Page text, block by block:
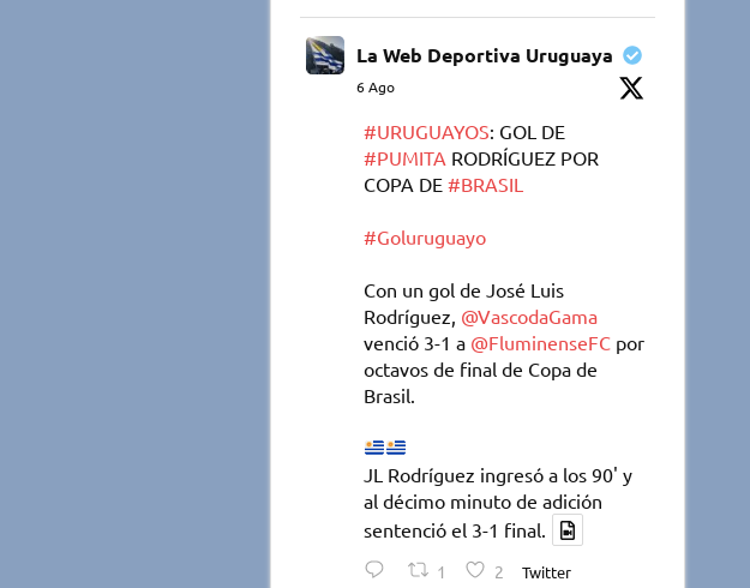
La Web Deportiva Uruguaya
6 Ago
#URUGUAYOS: GOL DE
#PUMITA RODRÍGUEZ POR
COPA DE#BRASIL
#Goluruguayo
Con un gol de José Luis
Rodríguez, @VascodaGama
venció 3-1 a @FluminenseFC por
octavos de final de Copa de
Brasil.
JL Rodríguez ingresó a los 90' y
al décimo minuto de adición
sentenció el 3-1 final.
1 2 Twitter